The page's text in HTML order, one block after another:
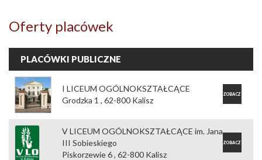
Oferty placówek
PLACÓWKI PUBLICZNE
I LICEUM OGÓLNOKSZTAŁCĄCE
Grodzka 1 , 62-800 Kalisz
ZOBACZ
V LICEUM OGÓLNOKSZTAŁCĄCE im. Jana
III Sobieskiego
Piskorzewie 6 , 62-800 Kalisz
ZOBACZ